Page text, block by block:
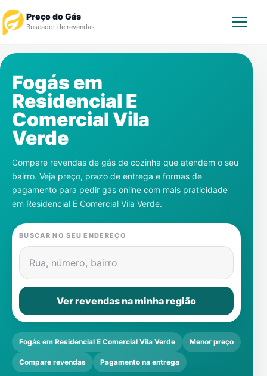
Preço do Gás
Buscador de revendas
Revendedor
Notícias
Cadastre-se
Gás
Fogás em
Residencial E
Comercial Vila
Verde
Compare revendas de gás de cozinha que atendem o seu
bairro. Veja preço, prazo de entrega e formas de
pagamento para pedir gás online com mais praticidade
em Residencial E Comercial Vila Verde.
BUSCAR NO SEU ENDEREÇO
Rua, número, bairro
Ver revendas na minha região
Fogás em Residencial E Comercial Vila Verde Menor preço
Compare revendas Pagamento na entrega